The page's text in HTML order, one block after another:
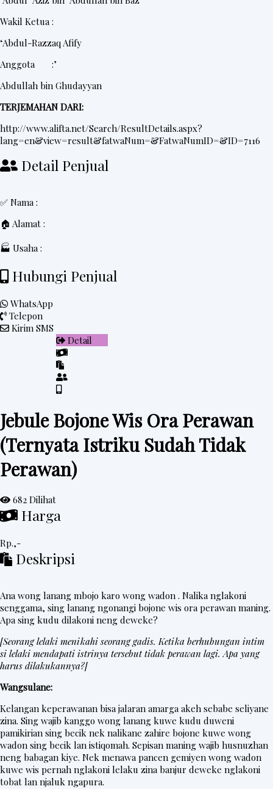
Wakil Ketua :
‘Abdul-Razzaq Afify
Anggota :’
Abdullah bin Ghudayyan
TERJEMAHAN DARI:
http://www.alifta.net/Search/ResultDetails.aspx?
lang=en&view=result&fatwaNum=&FatwaNumID=&ID=7116
Detail Penjual
✅ Nama :
🏠 Alamat :
🏭 Usaha :
Hubungi Penjual
WhatsApp
Telepon
Kirim SMS
Detail
Jebule Bojone Wis Ora Perawan
(Ternyata Istriku Sudah Tidak
Perawan)
682 Dilihat
Harga
Rp.,-
Deskripsi
Ana wong lanang mbojo karo wong wadon . Nalika nglakoni
senggama, sing lanang ngonangi bojone wis ora perawan maning.
Apa sing kudu dilakoni neng deweke?
[Seorang lelaki menikahi seorang gadis. Ketika berhubungan intim
si lelaki mendapati istrinya tersebut tidak perawan lagi. Apa yang
harus dilakukannya?]
Wangsulane:
Kelangan keperawanan bisa jalaran amarga akeh sebabe seliyane
zina. Sing wajib kanggo wong lanang kuwe kudu duweni
pamikirian sing becik nek nalikane zahire bojone kuwe wong
wadon sing becik lan istiqomah. Sepisan maning wajib husnuzhan
neng babagan kiye. Nek menawa pancen gemiyen wong wadon
kuwe wis pernah nglakoni lelaku zina banjur deweke nglakoni
tobat lan njaluk ngapura.